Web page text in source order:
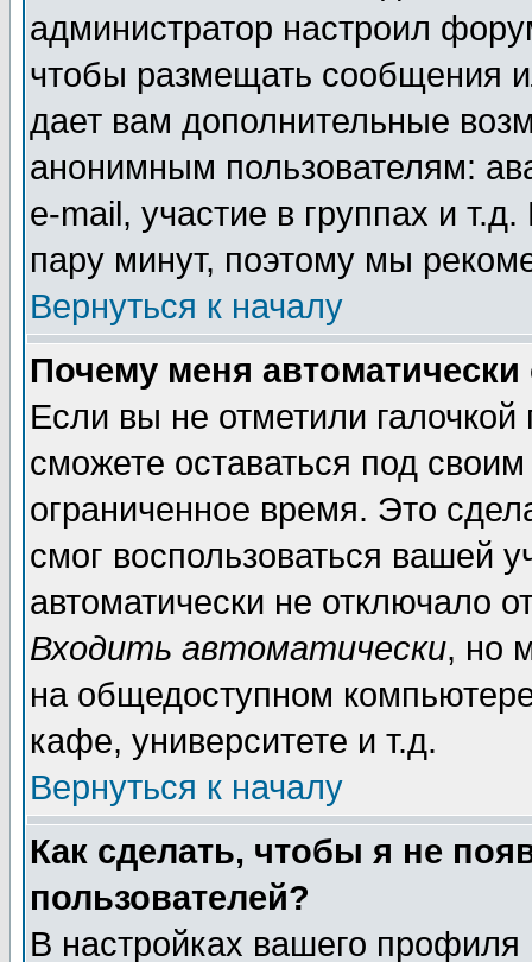
администратор настроил
чтобы размещать сообщения
дает вам дополнительные
анонимным пользователям:
e-mail, участие в группах и
пару минут, поэтому мы
Вернуться к началу
Почему меня автоматически
Если вы не отметили галочкой
сможете оставаться под
ограниченное время. Это
смог воспользоваться вашей
автоматически не отключало
Входить автоматически, но
на общедоступном
кафе, университете и т.д.
Вернуться к началу
Как сделать, чтобы я не
пользователей?
В настройках вашего